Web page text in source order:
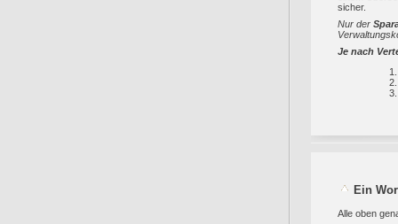
sicher.
Nur der
Je nach
Ein
Alle oben